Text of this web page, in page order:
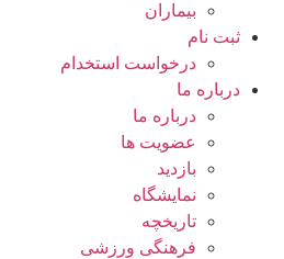
بيماران
ثبت نام
درخواست استخدام
درباره ما
درباره ما
عضویت ها
بازدید
نمایشگاه
تاريخچه
فرهنگی ورزشی